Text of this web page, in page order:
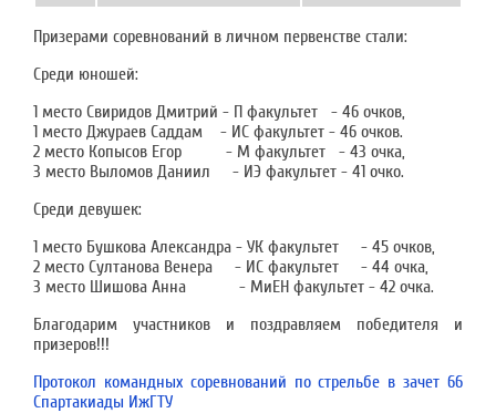
Призерами соревнований в личном первенстве стали:
Среди юношей:
1 место Свиридов Дмитрий - П факультет - 46 очков,
1 место Джураев Саддам - ИС факультет - 46 очков.
2 место Копысов Егор - М факультет - 43 очка,
3 место Выломов Даниил - ИЭ факультет - 41 очко.
Среди девушек:
1 место Бушкова Александра - УК факультет - 45 очков,
2 место Султанова Венера - ИС факультет - 44 очка,
3 место Шишова Анна - МиЕН факультет - 42 очка.
Благодарим участников и поздравляем победителя и
призеров!!!
Протокол командных соревнований по стрельбе в зачет 66
Спартакиады ИжГТУ